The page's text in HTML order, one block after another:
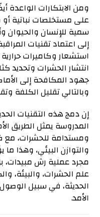
ومن الابتكارات الواعدة
على مستخلصات نباتية
سمية للإنسان والحيوان
إلى اعتماد تقنيات
استشعار وكاميرات
انتشار الحشرات وتحديد
جهود المكافحة إلى
وبالتالي تقليل الكلفة
إن دمج هذه التقنيات
المدروسة يمثل الطريق
ومستدامة للحشرات، مع
والتوازن البيئي، وهذا
مجرد عملية رش مبيدات،
علم الحشرات، والبيئة،
الحديثة، في سبيل
الأمد.